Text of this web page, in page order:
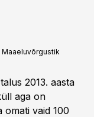
Maaeluvõrgustik
2013. aasta
aga on
omati vaid 100